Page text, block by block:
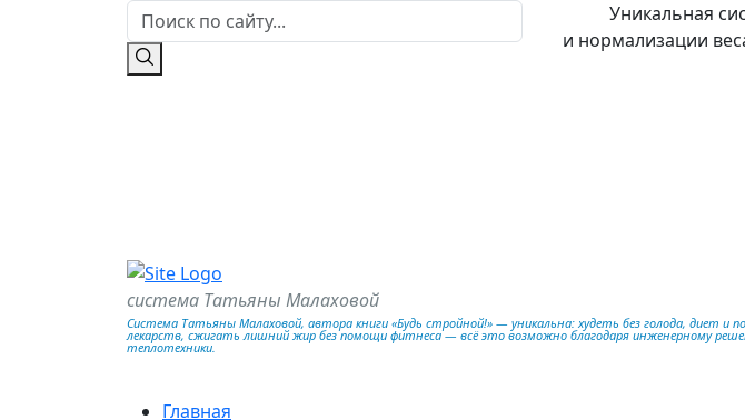
Уникальная
и нормализации
система Татьяны Малаховой
Система Татьяны Малаховой, автора книги «Будь стройной!» — уникальна: худеть без голода, диет и
лекарств, сжигать лишний жир без помощи фитнеса — всё это возможно благодаря инженерному
теплотехники.
Главная